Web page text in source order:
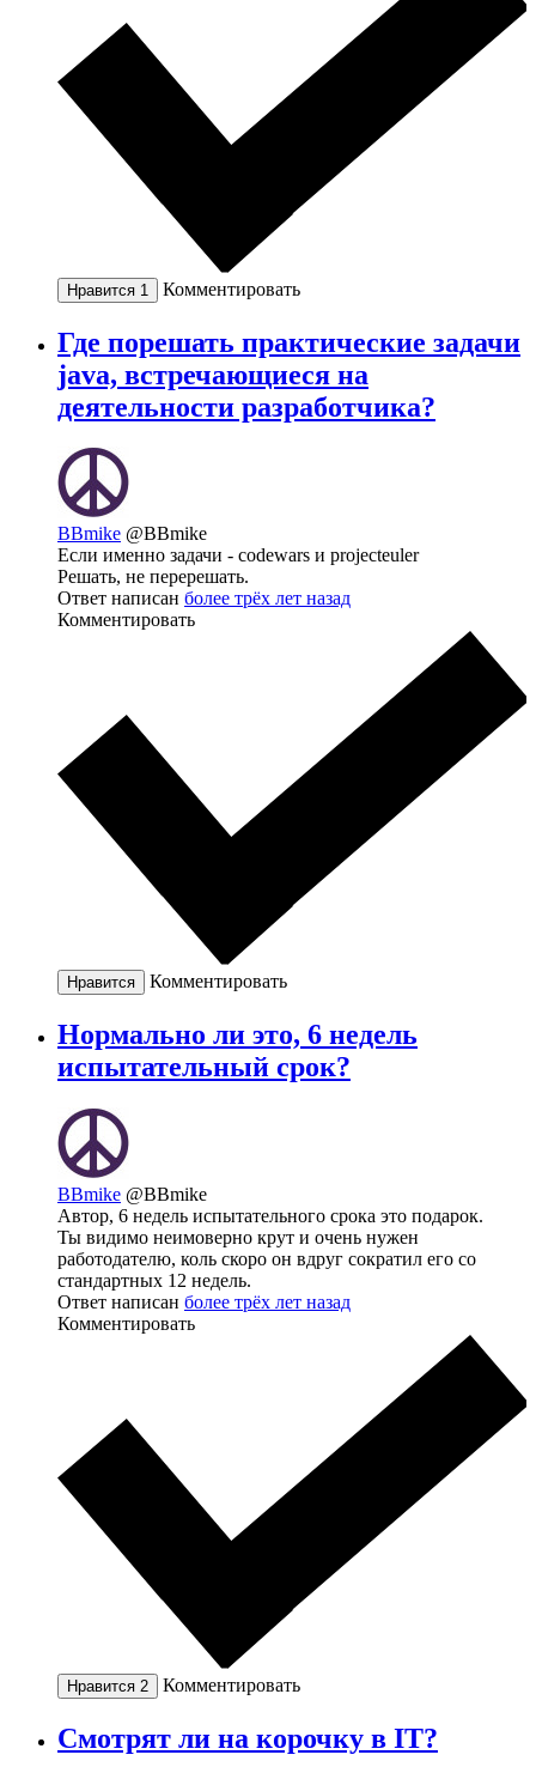
Нравится 1 Комментировать
Где порешать практические задачи
java, встречающиеся на
деятельности разработчика?
BBmike @BBmike
Если именно задачи - codewars и projecteuler
Решать, не перерешать.
Ответ написан более трёх лет назад
Комментировать
Нравится Комментировать
Нормально ли это, 6 недель
испытательный срок?
BBmike @BBmike
Автор, 6 недель испытательного срока это подарок.
Ты видимо неимоверно крут и очень нужен
работодателю, коль скоро он вдруг сократил его со
стандартных 12 недель.
Ответ написан более трёх лет назад
Комментировать
Нравится 2 Комментировать
Смотрят ли на корочку в IT?